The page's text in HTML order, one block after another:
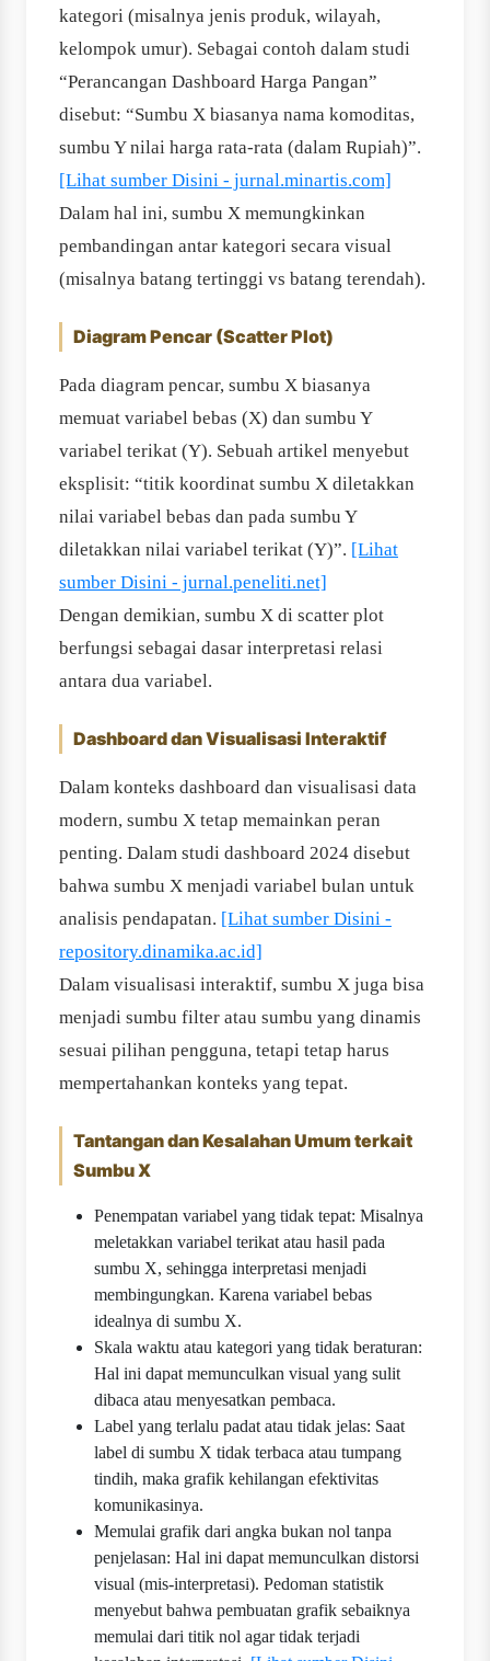
kategori (misalnya jenis produk, wilayah,
kelompok umur). Sebagai contoh dalam studi
“Perancangan Dashboard Harga Pangan”
disebut: “Sumbu X biasanya nama komoditas,
sumbu Y nilai harga rata-rata (dalam Rupiah)”.
[Lihat sumber Disini - jurnal.minartis.com]
Dalam hal ini, sumbu X memungkinkan
pembandingan antar kategori secara visual
(misalnya batang tertinggi vs batang terendah).
Diagram Pencar (Scatter Plot)
Pada diagram pencar, sumbu X biasanya
memuat variabel bebas (X) dan sumbu Y
variabel terikat (Y). Sebuah artikel menyebut
eksplisit: “titik koordinat sumbu X diletakkan
nilai variabel bebas dan pada sumbu Y
diletakkan nilai variabel terikat (Y)”. [Lihat
sumber Disini - jurnal.peneliti.net]
Dengan demikian, sumbu X di scatter plot
berfungsi sebagai dasar interpretasi relasi
antara dua variabel.
Dashboard dan Visualisasi Interaktif
Dalam konteks dashboard dan visualisasi data
modern, sumbu X tetap memainkan peran
penting. Dalam studi dashboard 2024 disebut
bahwa sumbu X menjadi variabel bulan untuk
analisis pendapatan. [Lihat sumber Disini -
repository.dinamika.ac.id]
Dalam visualisasi interaktif, sumbu X juga bisa
menjadi sumbu filter atau sumbu yang dinamis
sesuai pilihan pengguna, tetapi tetap harus
mempertahankan konteks yang tepat.
Tantangan dan Kesalahan Umum terkait
Sumbu X
Penempatan variabel yang tidak tepat: Misalnya
meletakkan variabel terikat atau hasil pada
sumbu X, sehingga interpretasi menjadi
membingungkan. Karena variabel bebas
idealnya di sumbu X.
Skala waktu atau kategori yang tidak beraturan:
Hal ini dapat memunculkan visual yang sulit
dibaca atau menyesatkan pembaca.
Label yang terlalu padat atau tidak jelas: Saat
label di sumbu X tidak terbaca atau tumpang
tindih, maka grafik kehilangan efektivitas
komunikasinya.
Memulai grafik dari angka bukan nol tanpa
penjelasan: Hal ini dapat memunculkan distorsi
visual (mis-interpretasi). Pedoman statistik
menyebut bahwa pembuatan grafik sebaiknya
memulai dari titik nol agar tidak terjadi